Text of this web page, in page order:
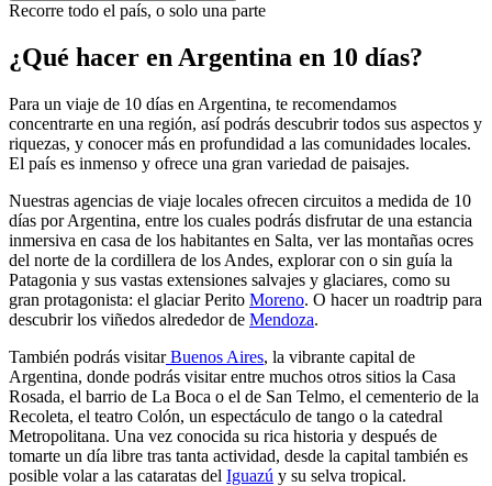
Recorre todo el país, o solo una parte
¿Qué hacer en Argentina en 10 días?
Para un viaje de 10 días en Argentina, te recomendamos
concentrarte en una región, así podrás descubrir todos sus aspectos y
riquezas, y conocer más en profundidad a las comunidades locales.
El país es inmenso y ofrece una gran variedad de paisajes.
Nuestras agencias de viaje locales ofrecen circuitos a medida de 10
días por Argentina, entre los cuales podrás disfrutar de una estancia
inmersiva en casa de los habitantes en Salta, ver las montañas ocres
del norte de la cordillera de los Andes, explorar con o sin guía la
Patagonia y sus vastas extensiones salvajes y glaciares, como su
gran protagonista: el glaciar Perito Moreno. O hacer un roadtrip para
descubrir los viñedos alrededor de Mendoza.
También podrás visitarBuenos Aires, la vibrante capital de
Argentina, donde podrás visitar entre muchos otros sitios la Casa
Rosada, el barrio de La Boca o el de San Telmo, el cementerio de la
Recoleta, el teatro Colón, un espectáculo de tango o la catedral
Metropolitana. Una vez conocida su rica historia y después de
tomarte un día libre tras tanta actividad, desde la capital también es
posible volar a las cataratas del Iguazú y su selva tropical.